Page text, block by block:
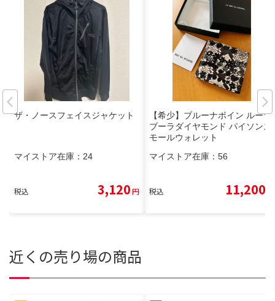
ザ・ノースフェイスジャケット
マイストア在庫： 24
税込 3,120円
【希少】ブルーナボイン ルーラ
ブーラダイヤモンド パイソンス
モールウォレット
マイストア在庫： 56
税込 11,200
近くの売り場の商品